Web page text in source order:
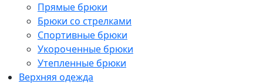
Прямые брюки
Брюки со стрелками
Спортивные брюки
Укороченные брюки
Утепленные брюки
Верхняя одежда